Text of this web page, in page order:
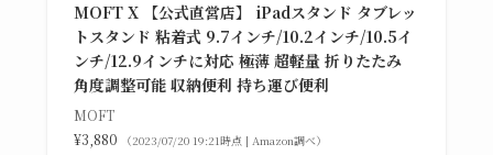
MOFT X 【公式直営店】 iPadスタンド タブレッ
トスタンド 粘着式 9.7インチ/10.2インチ/10.5イ
ンチ/12.9インチに対応 極薄 超軽量 折りたたみ
角度調整可能 収納便利 持ち運び便利
MOFT
¥3,880
（2023/07/20 19:21時点 | Amazon調べ）